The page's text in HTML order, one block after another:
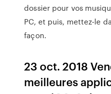
dossier pour vos
PC, et puis, mettez-le
façon.
23 oct. 2018
meilleures